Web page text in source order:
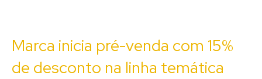
Marca inicia pré-venda com 15%
de desconto na linha temática